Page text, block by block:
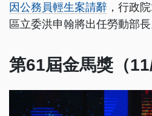
因公務員輕生案請辭 ，行政
區立委洪申翰將出任勞動部長
第61屆金馬獎（11/